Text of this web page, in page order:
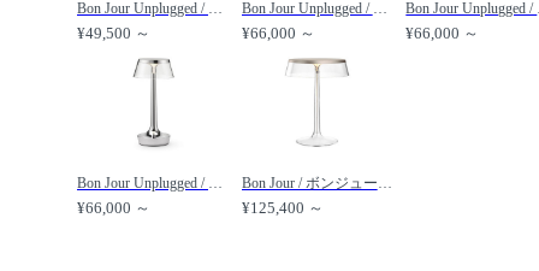
¥49,500 ～ ¥66,000 ～ ¥66,000 ～
¥66,000 ～ ¥125,400 ～